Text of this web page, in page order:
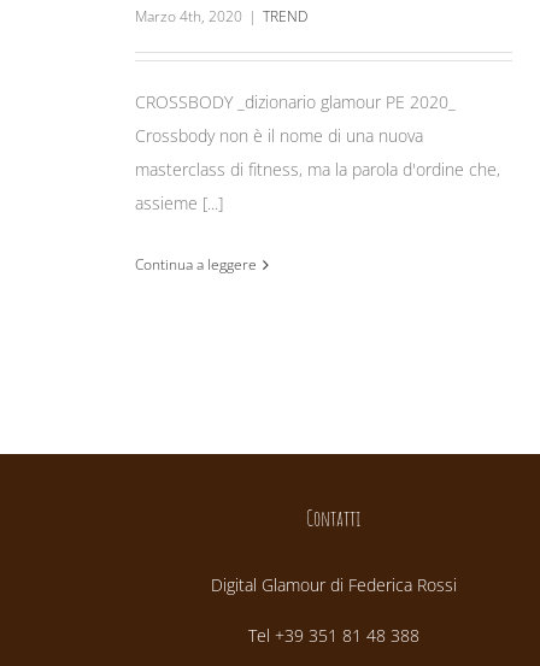
Marzo 4th, 2020 | TREND
CROSSBODY _dizionario glamour PE 2020_
Crossbody non è il nome di una nuova
masterclass di fitness, ma la parola d'ordine che,
assieme [...]
Continua a leggere
Contatti
Digital Glamour di Federica Rossi
Tel +39 351 81 48 388